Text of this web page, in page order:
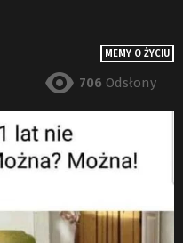
MEMY O ŻYCIU
706 Odsłony